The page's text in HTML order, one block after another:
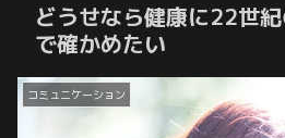
どうせなら健康に22世
で確かめたい
コミュニケーション